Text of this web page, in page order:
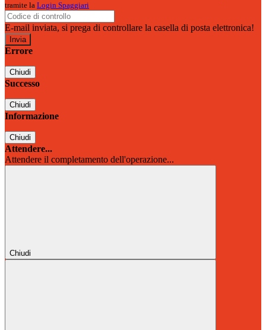
tramite la Login Spaggiari
E-mail inviata, si prega di controllare la casella di posta elettronica!
Errore
Chiudi
Successo
Chiudi
Informazione
Chiudi
Attendere...
Attendere il completamento dell'operazione...
Chiudi